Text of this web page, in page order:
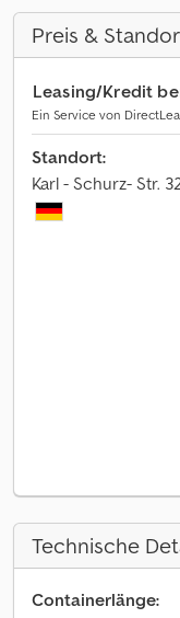
Preis &
Leasing/Kredit
Ein Service von
Standort:
Karl - Schurz- Str.
Technische
Containerlänge: